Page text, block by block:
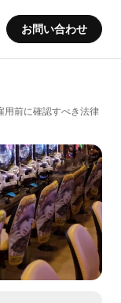
お問い合わせ
用前に確認すべき法律